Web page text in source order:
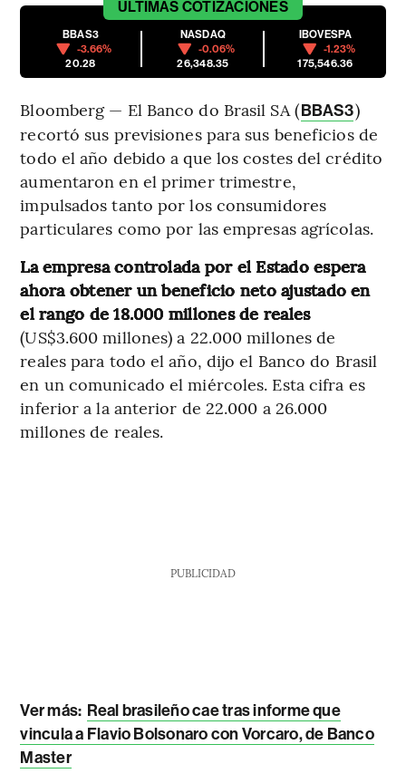
ÚLTIMAS COTIZACIONES
BBAS3
-3.66%
20.28
NASDAQ
-0.06%
26,348.35
IBOVESPA
-1.23%
175,546.36
Bloomberg — El Banco do Brasil SA (BBAS3)
recortó sus previsiones para sus beneficios de
todo el año debido a que los costes del crédito
aumentaron en el primer trimestre,
impulsados tanto por los consumidores
particulares como por las empresas agrícolas.
La empresa controlada por el Estado espera
ahora obtener un beneficio neto ajustado en
el rango de 18.000 millones de reales
(US$3.600 millones) a 22.000 millones de
reales para todo el año, dijo el Banco do Brasil
en un comunicado el miércoles. Esta cifra es
inferior a la anterior de 22.000 a 26.000
millones de reales.
PUBLICIDAD
Ver más: Real brasileño cae tras informe que
vincula a Flavio Bolsonaro con Vorcaro, de Banco
Master